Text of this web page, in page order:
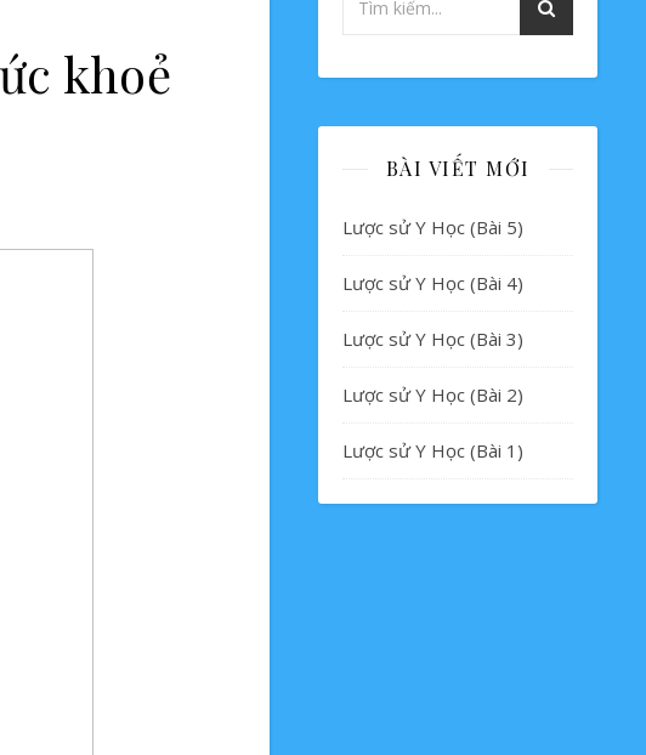
khoẻ
BÀI VIẾT MỚI
Lược sử Y Học (Bài 5)
Lược sử Y Học (Bài 4)
Lược sử Y Học (Bài 3)
Lược sử Y Học (Bài 2)
Lược sử Y Học (Bài 1)